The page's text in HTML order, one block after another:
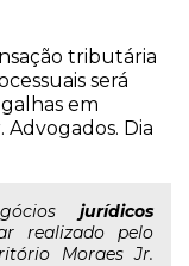
tributária
será
em
Advogados. Dia
jurídicos
realizado pelo
Moraes Jr.